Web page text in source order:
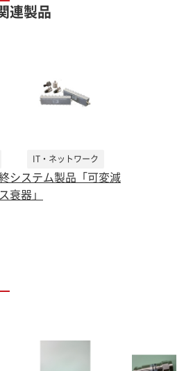
連製品
IT・ネットワーク
システム製品「可変減
衰器」